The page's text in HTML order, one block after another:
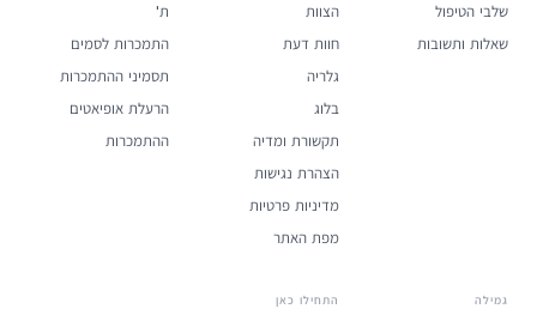
שלבי הטיפול
שאלות ותשובות
הצוות
חוות דעת
גלריה
בלוג
תקשורת ומדיה
הצהרת נגישות
מדיניות פרטיות
מפת האתר
ת'
התמכרות לסמים
תסמיני ההתמכרות
הרעלת אופיאטים
ההתמכרות
גמילה התחילו כאן